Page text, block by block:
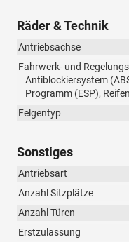
Räder & Technik
Antriebsachse
Fahrwerk- und
Antiblockiersystem
Programm (ESP),
Felgentyp
Sonstiges
Antriebsart
Anzahl Sitzplätze
Anzahl Türen
Erstzulassung